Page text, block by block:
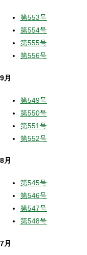
第553号
第554号
第555号
第556号
9月
第549号
第550号
第551号
第552号
8月
第545号
第546号
第547号
第548号
7月